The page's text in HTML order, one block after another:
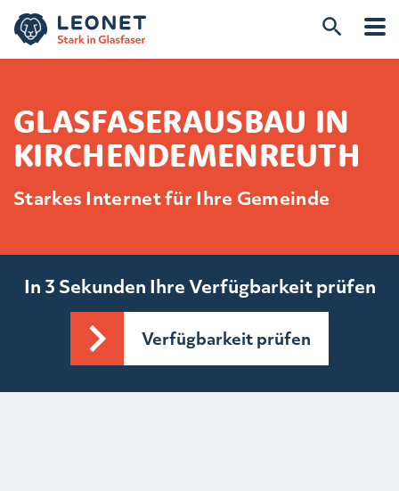
GLASFASERAUSBAU IN
KIRCHENDEMENREUTH
Starkes Internet für Ihre Gemeinde
In 3 Sekunden Ihre Verfügbarkeit prüfen
Verfügbarkeit prüfen